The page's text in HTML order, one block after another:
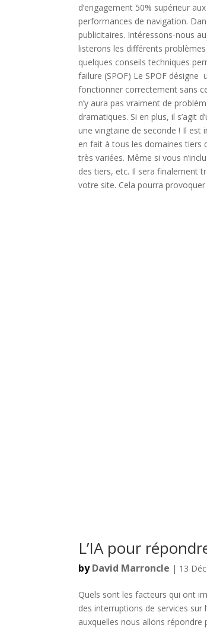
d’engagement 50% supérieur
performances de navigation.
publicitaires. Intéressons-nous
listerons les différents
quelques conseils techniques
failure (SPOF) Le SPOF
fonctionner correctement sans
n’y aura pas vraiment de
dramatiques. Si en plus, il s’agit
une vingtaine de seconde ! Il est
en fait à tous les domaines tiers
très variées. Même si vous
des tiers, etc. Il sera finalement
votre site. Cela pourra
L’IA pour
byDavid Marroncle | 13
Quels sont les facteurs qui ont
des interruptions de services sur
auxquelles nous allons répondre